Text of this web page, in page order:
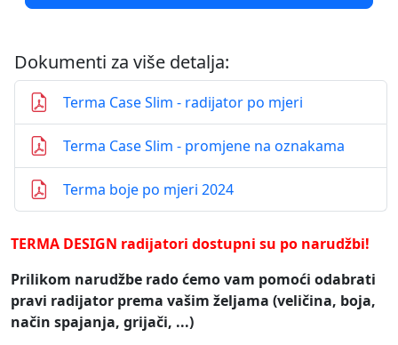
Dokumenti za više detalja:
Terma Case Slim - radijator po mjeri
Terma Case Slim - promjene na oznakama
Terma boje po mjeri 2024
TERMA DESIGN radijatori dostupni su po narudžbi!
Prilikom narudžbe rado ćemo vam pomoći odabrati
pravi radijator prema vašim željama (veličina, boja,
način spajanja, grijači, ...)